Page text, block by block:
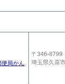
局かん
〒346-8799
埼玉県久喜